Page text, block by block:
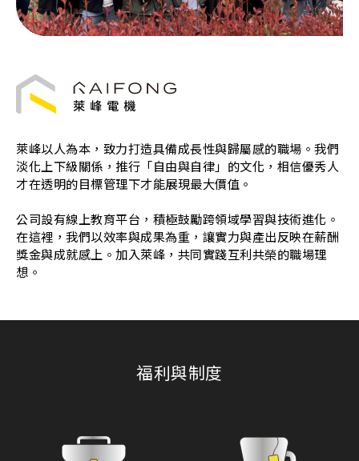
萊峰以人為本，致力打造具備成長性與歸屬感的職場。我們
淡化上下級關係，推行「自由與自律」的文化，相信優秀人
才在透明的目標管理下才能展現最大價值。
公司設有線上教育平台，積極鼓勵跨領域學習與技術進化。
在這裡，我們以效率與成果為重，讓實力與產出反映在薪酬
獎金與成就感上。加入萊峰，共同實踐互利共榮的職場理
想。
福利與制度